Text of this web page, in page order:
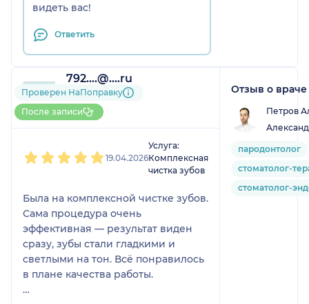
видеть вас!
Ответить
792....@....ru
8 отзывов
Больше 15 записей через
НаПоправку
Проверен НаПоправку
После записи
19.04.2026
Услуга:
Комплексная
чистка зубов
Была на комплексной чистке зубов.
Сама процедура очень
эффективная — результат виден
сразу, зубы стали гладкими и
светлыми на тон. Всё понравилось
в плане качества работы.
Отзыв о враче
Петров
пародонтолог
стоматолог-
стоматолог-